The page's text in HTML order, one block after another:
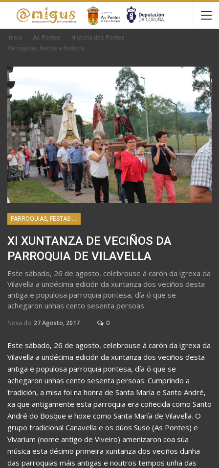
Inicio As Pontes
Historia das Pontes
Parroquias, festas e historia
XI XUNTANZA DE VECIÑOS DA
PARROQUIA DE VILAVELLA
Este sábado, 26 de agosto, celebrouse á carón da igrexa da
Vilavella a undécima edición da xuntanza dos veciños desta
antiga e populosa parroquia pontesa, día ó que se
achegaron unhas cento sesenta persoas.
Nova do 27 Agosto, 2017 0
Este sábado, 26 de agosto, celebrouse á carón da igrexa da
Vilavella a undécima edición da xuntanza dos veciños desta
antiga e populosa parroquia pontesa, día ó que se
achegaron unhas cento sesenta persoas. Cumprindo a
tradición, a misa foi na honra de Santa María e Santo André,
xa que antigamente esta parroquia era coñecida como Santo
André do Bosque e hoxe como Santa María de Vilavella. O
grupo tradicional Canavella e os dúos Suso (As Pontes) e
Vivarium (nome antigo de Viveiro) amenizaron coa súa
música esta décimo primeira xuntanza dos veciños dunha
das parroquias máis antigas e noutros tempos unha das